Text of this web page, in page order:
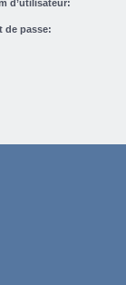
d’utilisateur:
de passe: